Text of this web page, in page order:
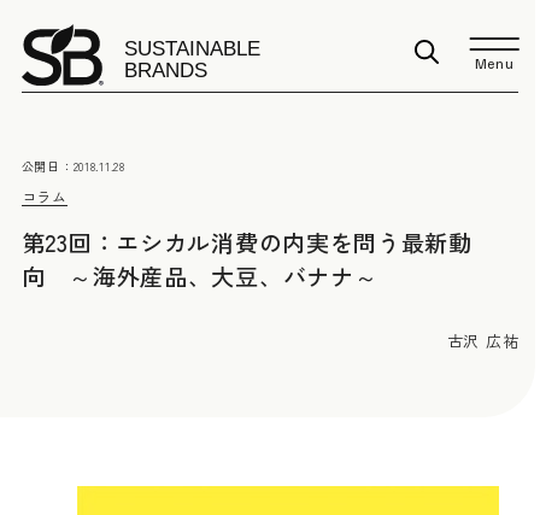
Menu
コラム
公開日： 2018.11.28
第23回：エシカル消費の内実を問う最新動
向 ～海外産品、大豆、バナナ～
古沢 広祐